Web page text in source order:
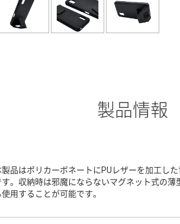
製品情報
製品はポリカーボネートにPUレザーを加工し
す。収納時は邪魔にならないマグネット式の
用することが可能です。